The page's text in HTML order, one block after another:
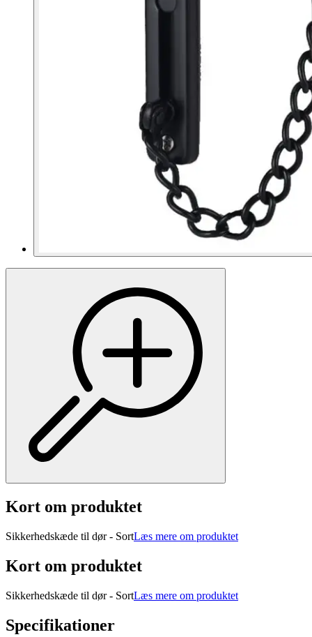
Kort om produktet
Sikkerhedskæde til dør - SortLæs mere om produktet
Kort om produktet
Sikkerhedskæde til dør - SortLæs mere om produktet
Specifikationer